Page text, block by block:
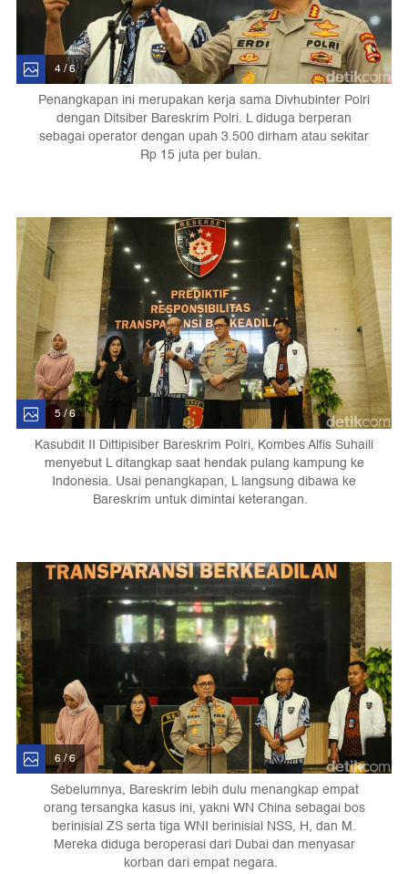
4 / 6
Penangkapan ini merupakan kerja sama Divhubinter Polri
dengan Ditsiber Bareskrim Polri. L diduga berperan
sebagai operator dengan upah 3.500 dirham atau sekitar
Rp 15 juta per bulan.
5 / 6
Kasubdit II Dittipisiber Bareskrim Polri, Kombes Alfis Suhaili
menyebut L ditangkap saat hendak pulang kampung ke
Indonesia. Usai penangkapan, L langsung dibawa ke
Bareskrim untuk dimintai keterangan.
6 / 6
Sebelumnya, Bareskrim lebih dulu menangkap empat
orang tersangka kasus ini, yakni WN China sebagai bos
berinisial ZS serta tiga WNI berinisial NSS, H, dan M.
Mereka diduga beroperasi dari Dubai dan menyasar
korban dari empat negara.